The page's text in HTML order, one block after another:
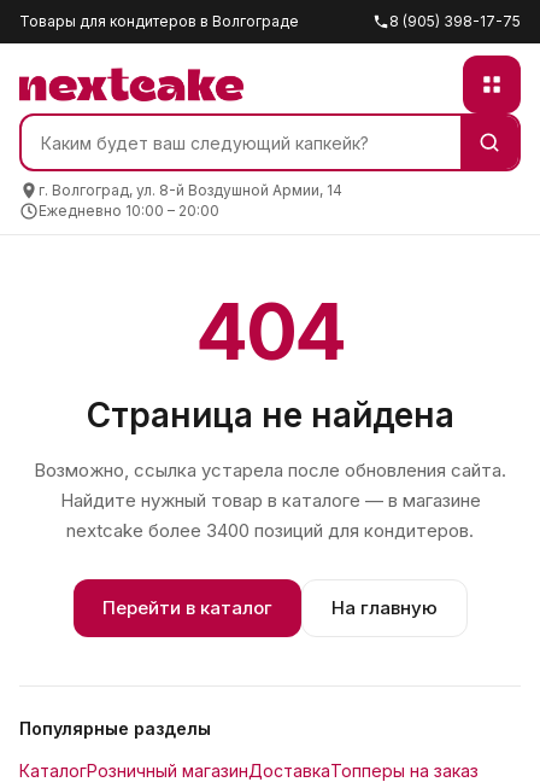
Товары для кондитеров в Волгограде 8 (905) 398-17-75
г. Волгоград, ул. 8-й Воздушной Армии, 14
Ежедневно 10:00 – 20:00
404
Страница не найдена
Возможно, ссылка устарела после обновления сайта.
Найдите нужный товар в каталоге — в магазине
nextcake более 3400 позиций для кондитеров.
Перейти в каталог На главную
Популярные разделы
КаталогРозничный магазинДоставкаТопперы на заказ